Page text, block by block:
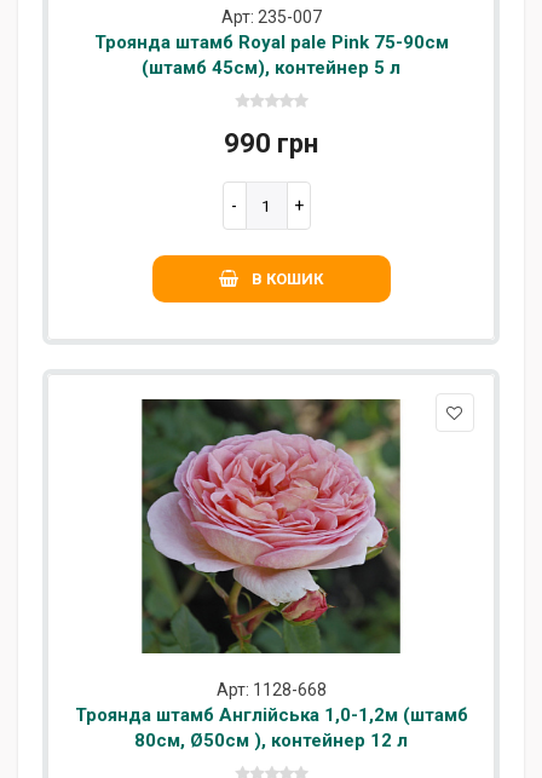
Арт: 235-007
Троянда штамб Royal pale Pink 75-90см
(штамб 45см), контейнер 5 л
990 грн
В КОШИК
Арт: 1128-668
Троянда штамб Англійська 1,0-1,2м (штамб
80см, Ø50см ), контейнер 12 л